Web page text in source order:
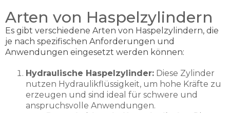
Arten von Haspelzylindern
Es gibt verschiedene Arten von Haspelzylindern, die
je nach spezifischen Anforderungen und
Anwendungen eingesetzt werden können:
Hydraulische Haspelzylinder: Diese Zylinder
nutzen Hydraulikflüssigkeit, um hohe Kräfte zu
erzeugen und sind ideal für schwere und
anspruchsvolle Anwendungen.